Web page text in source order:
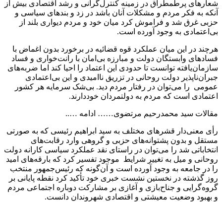
شعارهای پرطمطراق در زمینه کنترل‌گرانی و رشد اقتصادی بیش از
آنکه به فکر مردم و مشکلات آنان باشد در زد و بندهای سیاسی و
حزبی غرق شد و فراموش کرد میان خود و مردم دیواری بلند از
بی‌اعتمادی به وجود آورده است.
هرچند در این میان عملکرد قوه قضائیه در برخورد بدون اغماض با
فسادهای وابستگان دولت و مبارزه بی‌امان با رانت‌خواری و فساد
سازمان‌یافته توانست تا حدودی این اعتماد را احیا کند اما ضربه‌های
جبران‌ناپذیر دولت روحانی در تزریق ناامیدی و این بی‌اعتمادی
عمومی را می‌توان در رفتار مردم دید. بی‌شک سرمایه هر کشور
اعتمادی است که مردم به دولتمردان خوددارند.
مقالات سید محمدرحیم مرتضوی…… ادامه …..
رأی معنی‌دار قشرهای مختلف به سید ابراهیم رئیسی که به صورتی
مستقل و بدون پشتوانه‌های حزبی و گروهی وارد رقابت‌های
انتخاباتی شد را می‌توان در راستای نقد عملکرد سیاسی کارانه دولت
روحانی و میل به تغییر شرایط موجود تفسیر کرد که بارقه‌های امید
را در جامعه به وجود آورده است و آن‌گونه که رئیس‌جمهور منتخب
روز گذشته در نخستین نشست خبری خود تأکید کرد نقطه پایانی بر
گروه‌گرایی و جناح‌بازی و آغازی بر مشارکت دوباره اجتماعی مردم
و بهبود وضعیت معیشتی و اقتصادی شهروندان دانست.